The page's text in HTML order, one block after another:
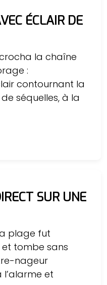
ÉCLAIR DE
la chaîne
:
contournant la
séquelles, à la
SUR UNE
plage fut
tombe sans
nageur
l’alarme et